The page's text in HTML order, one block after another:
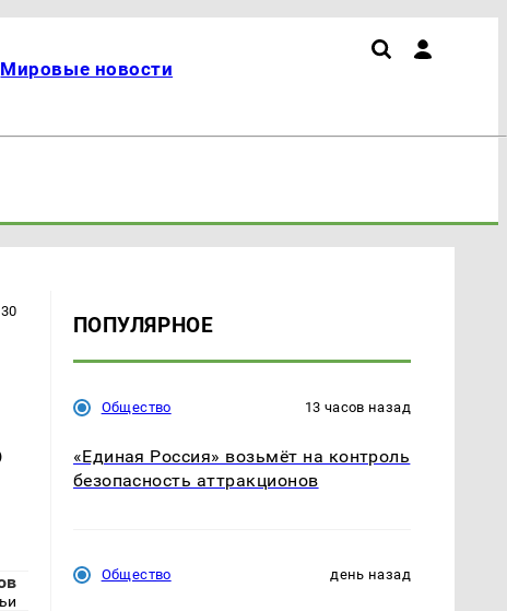
Мировые новости
ПОПУЛЯРНОЕ
Общество 13 часов назад
«Единая Россия» возьмёт на контроль
безопасность аттракционов
Общество день назад